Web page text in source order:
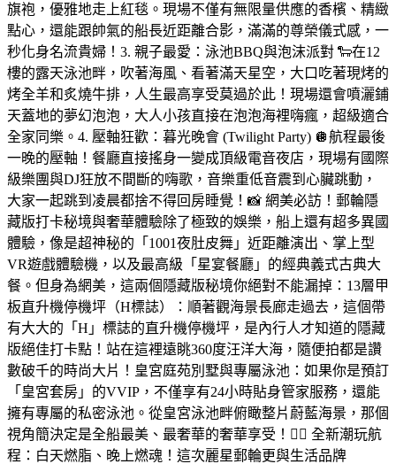
旗袍，優雅地走上紅毯。現場不僅有無限量供應的香檳、精緻
點心，還能跟帥氣的船長近距離合影，滿滿的尊榮儀式感，一
秒化身名流貴婦！3. 親子最愛：泳池BBQ與泡沫派對 🐑在12
樓的露天泳池畔，吹著海風、看著滿天星空，大口吃著現烤的
烤全羊和炙燒牛排，人生最高享受莫過於此！現場還會噴灑鋪
天蓋地的夢幻泡泡，大人小孩直接在泡泡海裡嗨瘋，超級適合
全家同樂。4. 壓軸狂歡：暮光晚會 (Twilight Party) 🪩航程最後
一晚的壓軸！餐廳直接搖身一變成頂級電音夜店，現場有國際
級樂團與DJ狂放不間斷的嗨歌，音樂重低音震到心臟跳動，
大家一起跳到凌晨都捨不得回房睡覺！📸 網美必訪！郵輪隱
藏版打卡秘境與奢華體驗除了極致的娛樂，船上還有超多異國
體驗，像是超神秘的「1001夜肚皮舞」近距離演出、掌上型
VR遊戲體驗機，以及最高級「星宴餐廳」的經典義式古典大
餐。但身為網美，這兩個隱藏版秘境你絕對不能漏掉：13層甲
板直升機停機坪（H標誌）：順著觀海景長廊走過去，這個帶
有大大的「H」標誌的直升機停機坪，是內行人才知道的隱藏
版絕佳打卡點！站在這裡遠眺360度汪洋大海，隨便拍都是讚
數破千的時尚大片！皇宮庭苑別墅與專屬泳池：如果你是預訂
「皇宮套房」的VVIP，不僅享有24小時貼身管家服務，還能
擁有專屬的私密泳池。從皇宮泳池畔俯瞰整片蔚藍海景，那個
視角簡決定是全船最美、最奢華的奢華享受！🏋️‍♂️ 全新潮玩航
程：白天燃脂、晚上燃魂！這次麗星郵輪更與生活品牌